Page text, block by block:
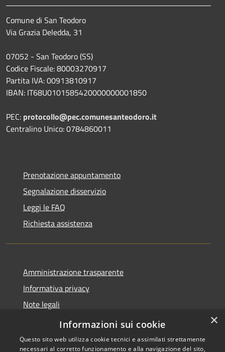
Comune di San Teodoro
Via Grazia Deledda, 31
07052 - San Teodoro (SS)
Codice Fiscale: 80003270917
Partita IVA: 00913810917
IBAN: IT68U0101585420000000001850
PEC: protocollo@pec.comunesanteodoro.it
Centralino Unico: 0784860011
Prenotazione appuntamento
Segnalazione disservizio
Leggi le FAQ
Richiesta assistenza
Amministrazione trasparente
Informativa privacy
Note legali
Dichiarazione di accessibilità
×
Informazioni sui cookie
Questo sito web utilizza cookie tecnici e assimilati strettamente
necessari al corretto funzionamento e alla navigazione del sito,